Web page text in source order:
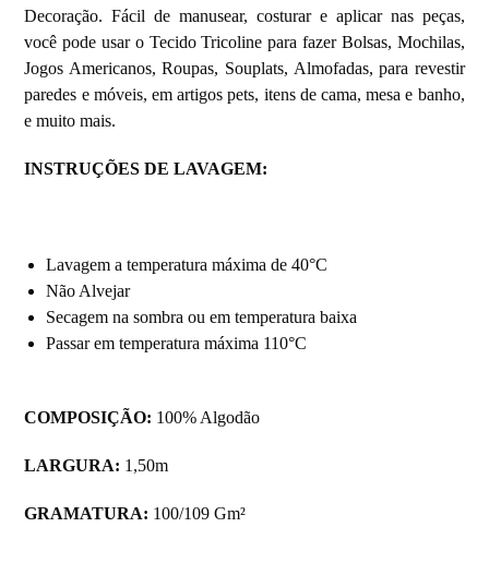
Decoração. Fácil de manusear, costurar e aplicar nas peças,
você pode usar o Tecido Tricoline para fazer Bolsas, Mochilas,
Jogos Americanos, Roupas, Souplats, Almofadas, para revestir
paredes e móveis, em artigos pets, itens de cama, mesa e banho,
e muito mais.
INSTRUÇÕES DE LAVAGEM:
Lavagem a temperatura máxima de 40°C
Não Alvejar
Secagem na sombra ou em temperatura baixa
Passar em temperatura máxima 110°C
COMPOSIÇÃO: 100% Algodão
LARGURA: 1,50m
GRAMATURA: 100/109 Gm²